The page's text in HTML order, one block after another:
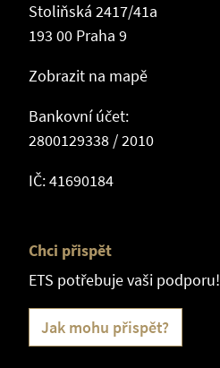
Stoliňská 2417/41a
193 00 Praha 9
Zobrazit na mapě
Bankovní účet:
2800129338 / 2010
IČ: 41690184
Chci přispět
ETS potřebuje vaši podporu!
Jak mohu přispět?